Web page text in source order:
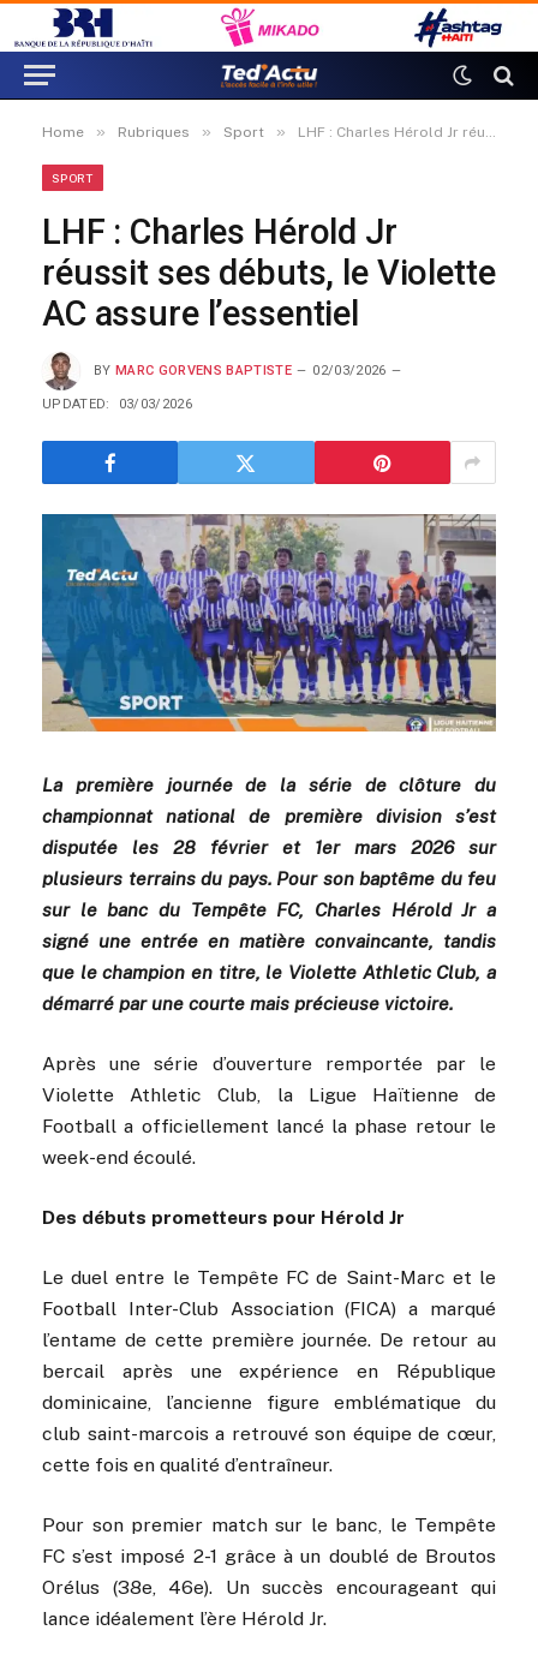
Home » Rubriques » Sport » LHF : Charles Hérold Jr réussit ses débuts, le Violette AC assure l’essentiel
SPORT
LHF : Charles Hérold Jr
réussit ses débuts, le Violette
AC assure l’essentiel
BY MARC GORVENS BAPTISTE 02/03/2026
UPDATED: 03/03/2026
La première journée de la série de clôture du
championnat national de première division s’est
disputée les 28 février et 1er mars 2026 sur
plusieurs terrains du pays. Pour son baptême du feu
sur le banc du Tempête FC, Charles Hérold Jr a
signé une entrée en matière convaincante, tandis
que le champion en titre, le Violette Athletic Club, a
démarré par une courte mais précieuse victoire.
Après une série d’ouverture remportée par le
Violette Athletic Club, la Ligue Haïtienne de
Football a officiellement lancé la phase retour le
week-end écoulé.
Des débuts prometteurs pour Hérold Jr
Le duel entre le Tempête FC de Saint-Marc et le
Football Inter-Club Association (FICA) a marqué
l’entame de cette première journée. De retour au
bercail après une expérience en République
dominicaine, l’ancienne figure emblématique du
club saint-marcois a retrouvé son équipe de cœur,
cette fois en qualité d’entraîneur.
Pour son premier match sur le banc, le Tempête
FC s’est imposé 2-1 grâce à un doublé de Broutos
Orélus (38e, 46e). Un succès encourageant qui
lance idéalement l’ère Hérold Jr.